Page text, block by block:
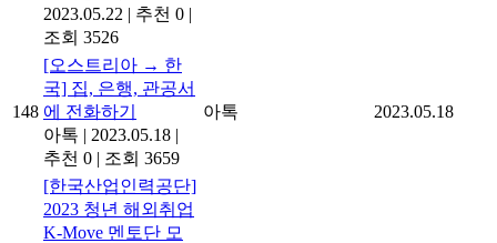
2023.05.22 | 추천 0 |
조회 3526
148
[오스트리아 → 한
국] 집, 은행, 관공서
에 전화하기
아톡 | 2023.05.18 |
추천 0 | 조회 3659
아톡 2023.05.18
[한국산업인력공단]
2023 청년 해외취업
K-Move 멘토단 모